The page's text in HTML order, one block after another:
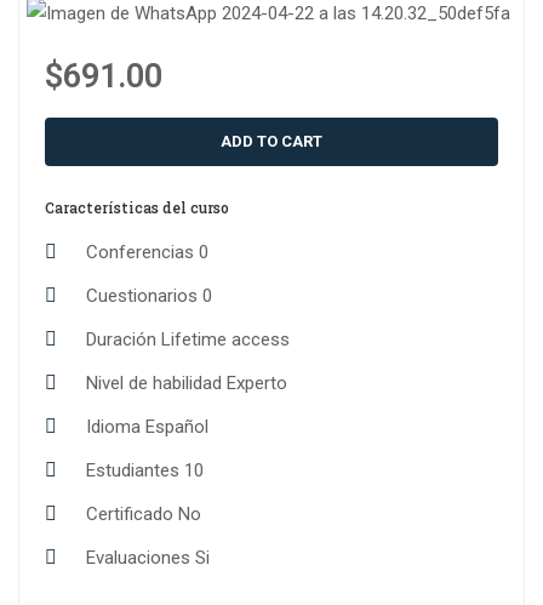
$691.00
ADD TO CART
Características del curso
Conferencias 0
Cuestionarios 0
Duración Lifetime access
Nivel de habilidad Experto
Idioma Español
Estudiantes 10
Certificado No
Evaluaciones Si